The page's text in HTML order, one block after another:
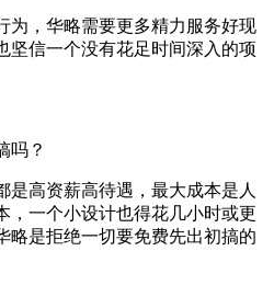
为，华略需要更多精力服务好现
坚信一个没有花足时间深入的项
吗？
是高资薪高待遇，最大成本是人
，一个小设计也得花几小时或更
略是拒绝一切要免费先出初搞的